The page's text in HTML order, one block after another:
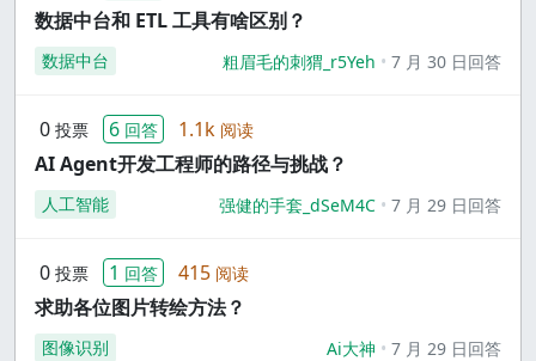
数据中台和 ETL 工具有啥区别？
数据中台 粗眉毛的刺猬_r5Yeh 7 月 30 日回答
0 投票 6 回答 1.1k 阅读
AI Agent开发工程师的路径与挑战？
人工智能 强健的手套_dSeM4C 7 月 29 日回答
0 投票 1 回答 415 阅读
求助各位图片转绘方法？
图像识别 Ai大神 7 月 29 日回答